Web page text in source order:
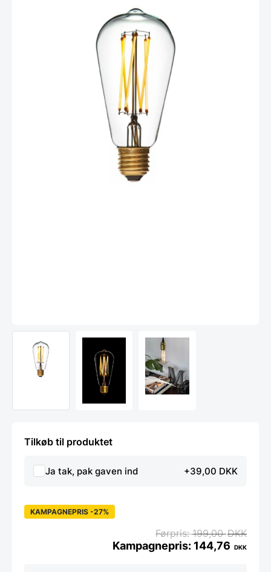
Tilkøb til produktet
Ja tak, pak gaven ind +39,00 DKK
KAMPAGNEPRIS -27%
199,00DKK
144,76 DKK